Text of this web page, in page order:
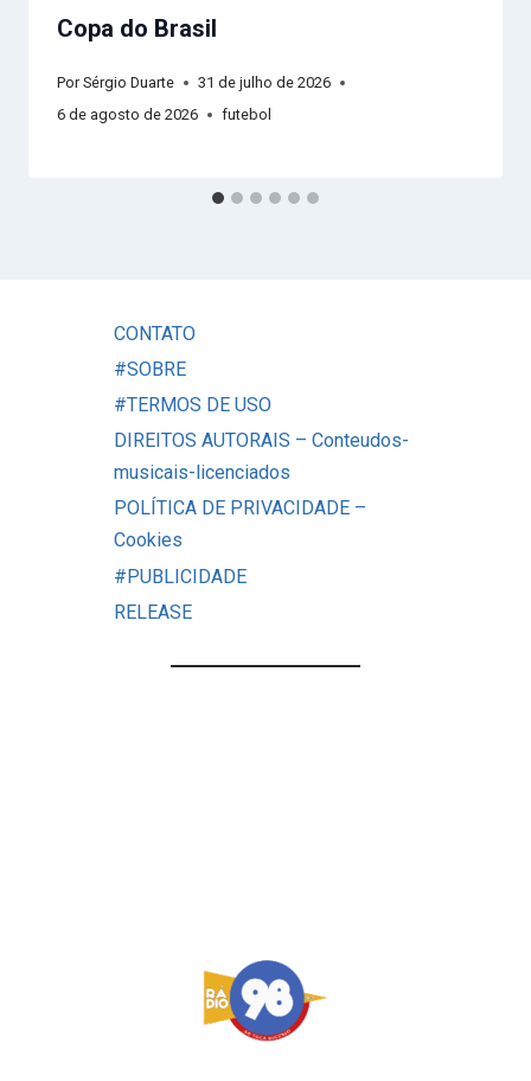
Copa do Brasil
Por Sérgio Duarte
31 de julho de 2026
6 de agosto de 2026
futebol
CONTATO
#SOBRE
#TERMOS DE USO
DIREITOS AUTORAIS – Conteudos-
musicais-licenciados
POLÍTICA DE PRIVACIDADE –
Cookies
#PUBLICIDADE
RELEASE